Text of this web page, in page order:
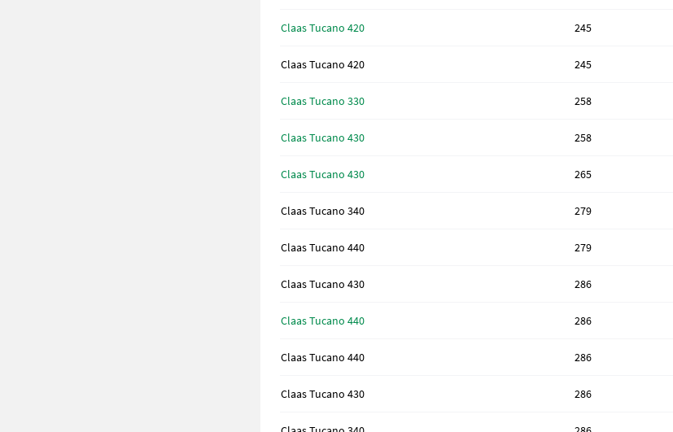
Claas Tucano 420 245
Claas Tucano 420 245
Claas Tucano 330 258
Claas Tucano 430 258
Claas Tucano 430 265
Claas Tucano 340 279
Claas Tucano 440 279
Claas Tucano 430 286
Claas Tucano 440 286
Claas Tucano 440 286
Claas Tucano 430 286